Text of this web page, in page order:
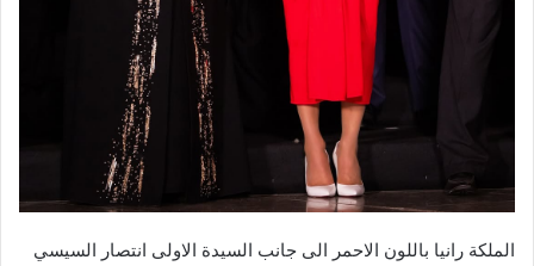
الملكة رانيا باللون الاحمر الى جانب السيدة الاولى انتصار السيسي